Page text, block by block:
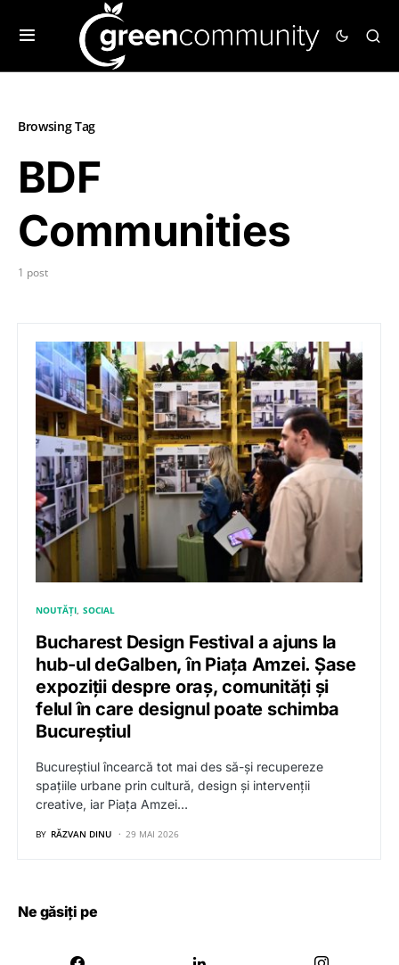
Browsing Tag
BDF
Communities
1 post
NOUTĂȚI SOCIAL
Bucharest Design Festival a ajuns la
hub-ul deGalben, în Piața Amzei. Șase
expoziții despre oraș, comunități și
felul în care designul poate schimba
Bucureștiul
Bucureștiul încearcă tot mai des să-și recupereze
spațiile urbane prin cultură, design și intervenții
creative, iar Piața Amzei…
BY RĂZVAN DINU 29 MAI 2026
Ne găsiți pe